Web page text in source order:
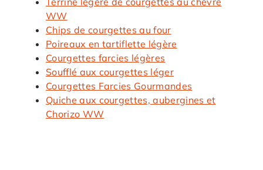
WW
Chips de courgettes au four
Poireaux en tartiflette légère
Courgettes farcies légères
Soufflé aux courgettes léger
Courgettes Farcies Gourmandes
Quiche aux courgettes, aubergines et
Chorizo WW